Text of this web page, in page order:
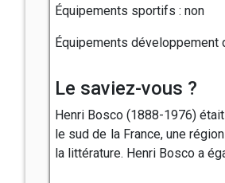
Équipements sportifs : non
Équipements développement
Le saviez-vous ?
Henri Bosco (1888-1976)
le sud de la France, une
la littérature. Henri Bosco a